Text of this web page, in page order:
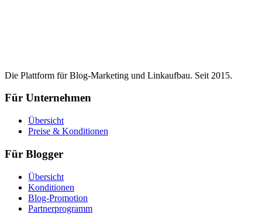
Die Plattform für Blog-Marketing und Linkaufbau. Seit 2015.
Für Unternehmen
Übersicht
Preise & Konditionen
Für Blogger
Übersicht
Konditionen
Blog-Promotion
Partnerprogramm